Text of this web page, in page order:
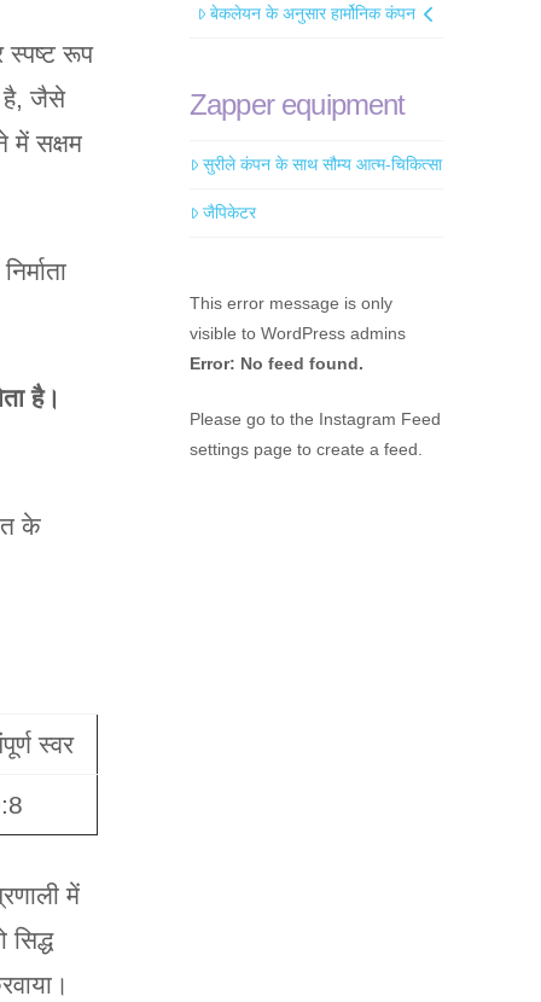
स्पष्ट रूप
है, जैसे
में सक्षम
है।
के
स्वर
में
बेकलेयन के अनुसार हार्मोनिक कंपन
Zapper equipment
सुरीले कंपन के साथ सौम्य आत्म-चिकित्सा
जैपिकेटर
This error message is only
visible to WordPress admins
Error: No feed found.
Please go to the Instagram Feed
settings page to create a feed.